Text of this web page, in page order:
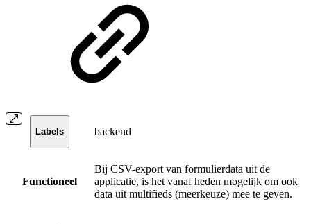
Labels backend
Functioneel
Bij CSV-export van formulierdata uit de
applicatie, is het vanaf heden mogelijk om ook
data uit multifieds (meerkeuze) mee te geven.